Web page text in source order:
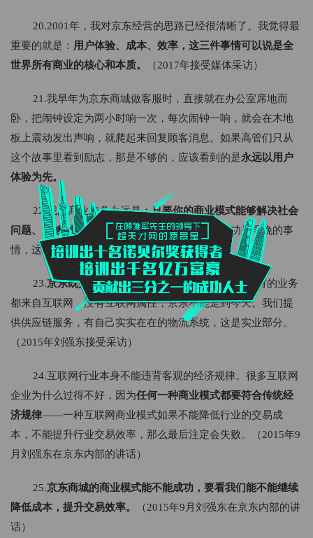
20.2001年，我对京东经营的思路已经很清晰了。我觉得最
重要的就是： 用户体验、成本、效率，这三件事情可以说是全
世界所有商业的核心和本质。
（2017年接受媒体采访）
21.我早年为京东商城做客服时，直接就在办公室席地而
卧，把闹钟设定为两小时响一次，每次闹钟一响，就会在木地
板上震动发出声响，就爬起来回复顾客消息。如果高管们只从
这个故事里看到励志，那是不够的，应该看到的是永远以用户
体验为先。
22.我的商业信条永远是：只要你的商业模式能够解决社会
问题、能够创造价值，你就一定能获得成功，
成功是早晚的事
情，这就是信仰。（2017年接受媒体采访）
23.京东既是互联网公司，也是传统企业。 我们所有的业务
都来自互联网，没有互联网属性，京东不能走到今天。我们提
供供应链服务，有自己实实在在的物流系统，这是实业部分。
（2015年刘强东接受采访）
24.互联网行业本身不能违背客观的经济规律。很多互联网
企业为什么过得不好，因为任何一种商业模式都要符合传统经
济规律——一种互联网商业模式如果不能降低行业的交易成
本，不能提升行业交易效率，那么最后注定会失败。（2015年9
月刘强东在京东内部的讲话）
25.京东商城的商业模式能不能成功，要看我们能不能继续
降低成本，提升交易效率。
（2015年9月刘强东在京东内部的讲
话）